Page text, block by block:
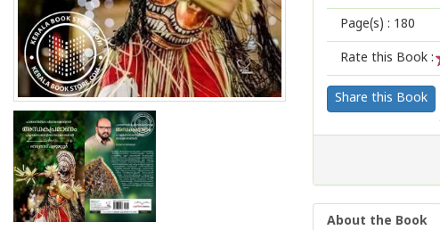
Page(s) : 180
Rate this Book :
1
Share this Book
About the Book